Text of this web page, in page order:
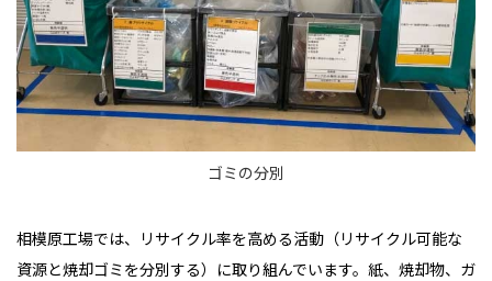
ゴミの分別
相模原工場では、リサイクル率を高める活動（リサイクル可能な
資源と焼却ゴミを分別する）に取り組んでいます。紙、焼却物、ガ